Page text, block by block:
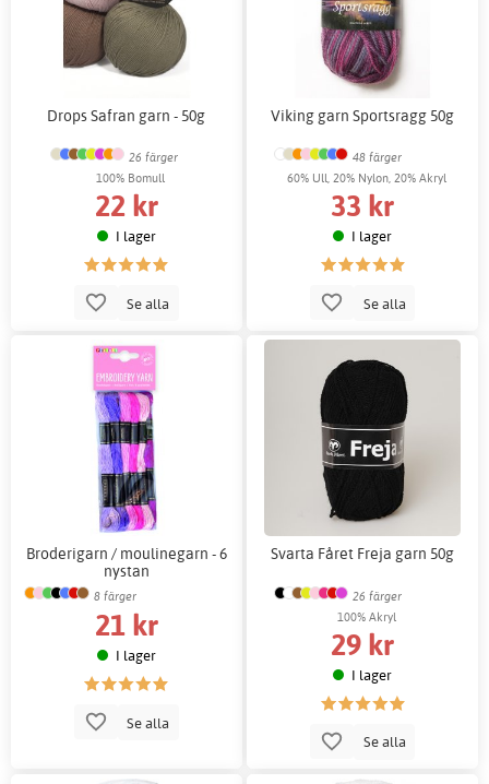
Drops Safran garn - 50g
26 färger
100% Bomull
22 kr
I lager
Se alla
Viking garn Sportsragg 50g
48 färger
60% Ull, 20% Nylon, 20% Akryl
33 kr
I lager
Se alla
Broderigarn / moulinegarn - 6
nystan
8 färger
21 kr
I lager
Se alla
Svarta Fåret Freja garn 50g
26 färger
100% Akryl
29 kr
I lager
Se alla